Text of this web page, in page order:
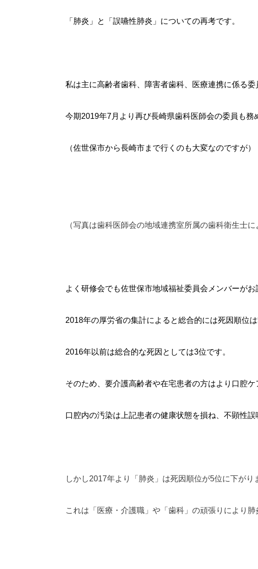
「肺炎」と「誤嚥性肺炎」についての再考です。
私は主に高齢者歯科、障害者歯科、医療連携に係る委
今期2019年7月より再び長崎県歯科医師会の委員も務
（佐世保市から長崎市まで行くのも大変なのですが）
（写真は歯科医師会の地域連携室所属の歯科衛生士
よく研修会でも佐世保市地域福祉委員会メンバーがお
2018年の厚労省の集計によると総合的には死因順位は
2016年以前は総合的な死因としては3位です。
そのため、要介護高齢者や在宅患者の方はより口腔
口腔内の汚染は上記患者の健康状態を損ね、不顕性
しかし2017年より「肺炎」は死因順位が5位に下がり
これは「医療・介護職」や「歯科」の頑張りにより